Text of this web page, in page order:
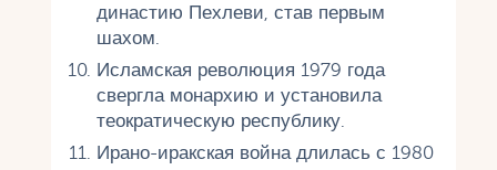
династию Пехлеви, став первым
шахом.
Исламская революция 1979 года
свергла монархию и установила
теократическую республику.
Ирано-иракская война длилась с 1980